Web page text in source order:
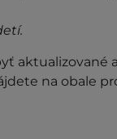
aktualizované
na obale